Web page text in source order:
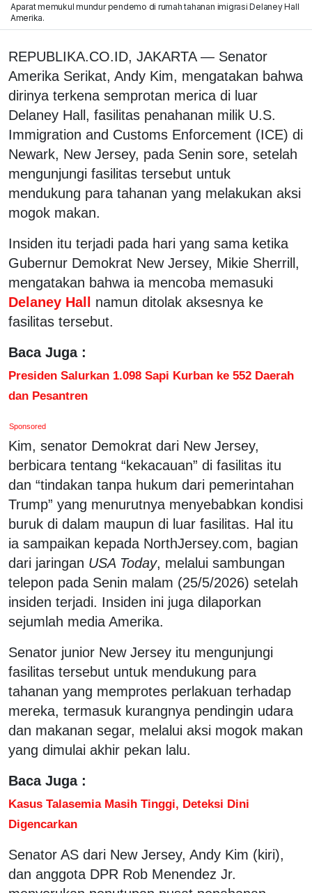
Aparat memukul mundur pendemo di rumah tahanan imigrasi Delaney Hall
Amerika.
REPUBLIKA.CO.ID, JAKARTA — Senator
Amerika Serikat, Andy Kim, mengatakan bahwa
dirinya terkena semprotan merica di luar
Delaney Hall, fasilitas penahanan milik U.S.
Immigration and Customs Enforcement (ICE) di
Newark, New Jersey, pada Senin sore, setelah
mengunjungi fasilitas tersebut untuk
mendukung para tahanan yang melakukan aksi
mogok makan.
Insiden itu terjadi pada hari yang sama ketika
Gubernur Demokrat New Jersey, Mikie Sherrill,
mengatakan bahwa ia mencoba memasuki
Delaney Hall namun ditolak aksesnya ke
fasilitas tersebut.
Baca Juga :
Presiden Salurkan 1.098 Sapi Kurban ke 552 Daerah
dan Pesantren
Sponsored
Kim, senator Demokrat dari New Jersey,
berbicara tentang “kekacauan” di fasilitas itu
dan “tindakan tanpa hukum dari pemerintahan
Trump” yang menurutnya menyebabkan kondisi
buruk di dalam maupun di luar fasilitas. Hal itu
ia sampaikan kepada NorthJersey.com, bagian
dari jaringan USA Today, melalui sambungan
telepon pada Senin malam (25/5/2026) setelah
insiden terjadi. Insiden ini juga dilaporkan
sejumlah media Amerika.
Senator junior New Jersey itu mengunjungi
fasilitas tersebut untuk mendukung para
tahanan yang memprotes perlakuan terhadap
mereka, termasuk kurangnya pendingin udara
dan makanan segar, melalui aksi mogok makan
yang dimulai akhir pekan lalu.
Baca Juga :
Kasus Talasemia Masih Tinggi, Deteksi Dini
Digencarkan
Senator AS dari New Jersey, Andy Kim (kiri),
dan anggota DPR Rob Menendez Jr.